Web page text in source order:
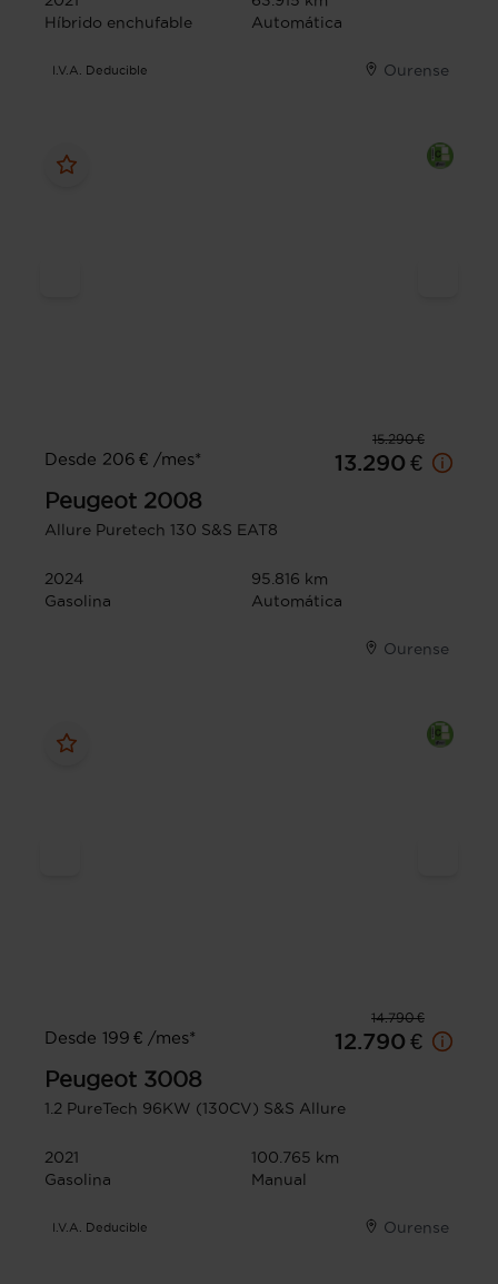
Híbrido enchufable
Automática
I.V.A. Deducible Ourense
15.290 €
Desde 206 € /mes*
13.290 €
Peugeot 2008
Allure Puretech 130 S&S EAT8
2024
95.816 km
Gasolina
Automática
Ourense
14.790 €
Desde 199 € /mes*
12.790 €
Peugeot 3008
1.2 PureTech 96KW (130CV) S&S Allure
2021
100.765 km
Gasolina
Manual
I.V.A. Deducible Ourense